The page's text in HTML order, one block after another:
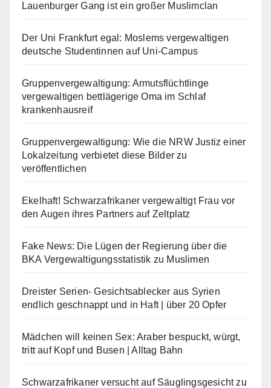
Lauenburger Gang ist ein großer Muslimclan
Der Uni Frankfurt egal: Moslems vergewaltigen
deutsche Studentinnen auf Uni-Campus
Gruppenvergewaltigung: Armutsflüchtlinge
vergewaltigen bettlägerige Oma im Schlaf
krankenhausreif
Gruppenvergewaltigung: Wie die NRW Justiz einer
Lokalzeitung verbietet diese Bilder zu
veröffentlichen
Ekelhaft! Schwarzafrikaner vergewaltigt Frau vor
den Augen ihres Partners auf Zeltplatz
Fake News: Die Lügen der Regierung über die
BKA Vergewaltigungsstatistik zu Muslimen
Dreister Serien- Gesichtsablecker aus Syrien
endlich geschnappt und in Haft | über 20 Opfer
Mädchen will keinen Sex: Araber bespuckt, würgt,
tritt auf Kopf und Busen | Alltag Bahn
Schwarzafrikaner versucht auf Säuglingsgesicht zu